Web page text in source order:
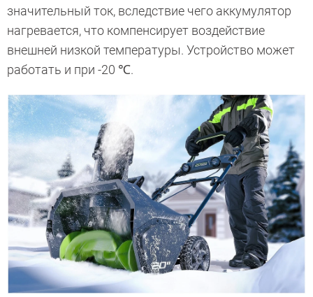
значительный ток, вследствие чего аккумулятор
нагревается, что компенсирует воздействие
внешней низкой температуры. Устройство может
работать и при -20 ℃.